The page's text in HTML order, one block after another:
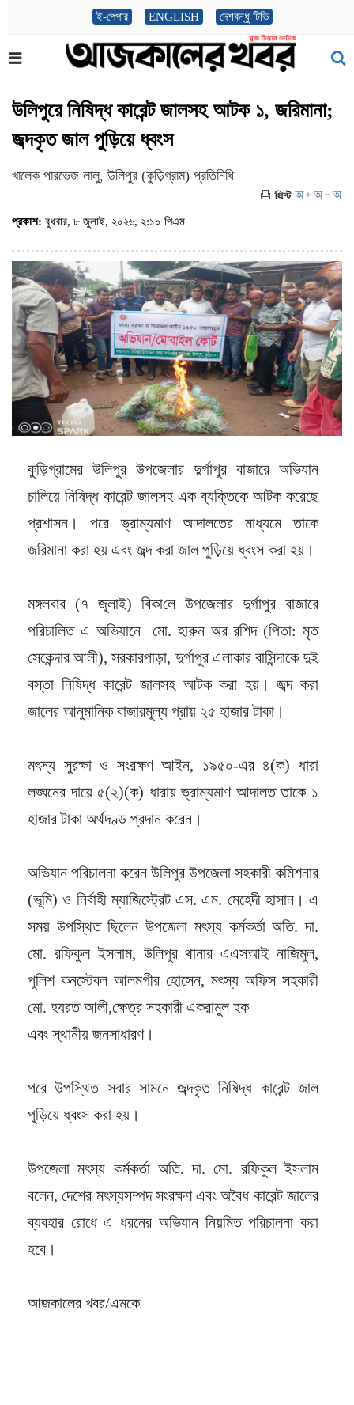
ই-পেপার ENGLISH দেশবন্ধু টিভি
উলিপুরে নিষিদ্ধ কারেন্ট জালসহ আটক ১, জরিমানা;
জব্দকৃত জাল পুড়িয়ে ধ্বংস
খালেক পারভেজ লালু, উলিপুর (কুড়িগ্রাম) প্রতিনিধি
প্রকাশ: বুধবার, ৮ জুলাই, ২০২৬, ২:১০ পিএম
কুড়িগ্রামের উলিপুর উপজেলার দুর্গাপুর বাজারে অভিযান
চালিয়ে নিষিদ্ধ কারেন্ট জালসহ এক ব্যক্তিকে আটক করেছে
প্রশাসন। পরে ভ্রাম্যমাণ আদালতের মাধ্যমে তাকে
জরিমানা করা হয় এবং জব্দ করা জাল পুড়িয়ে ধ্বংস করা হয়।
মঙ্গলবার (৭ জুলাই) বিকা‌লে উপজেলার দুর্গাপুর বাজারে
পরিচালিত এ অভিযানে মো. হারুন অর রশিদ (পিতা: মৃত
সেকেন্দার আলী), সরকারপাড়া, দুর্গাপুর এলাকার বাসিন্দাকে দুই
বস্তা নিষিদ্ধ কারেন্ট জালসহ আটক করা হয়। জব্দ করা
জালের আনুমানিক বাজারমূল্য প্রায় ২৫ হাজার টাকা।
মৎস্য সুরক্ষা ও সংরক্ষণ আইন, ১৯৫০-এর ৪(ক) ধারা
লঙ্ঘনের দায়ে ৫(২)(ক) ধারায় ভ্রাম্যমাণ আদালত তাকে ১
হাজার টাকা অর্থদণ্ড প্রদান করেন।
অভিযান পরিচালনা করেন উলিপুর উপজেলা সহকারী কমিশনার
(ভূমি) ও নির্বাহী ম্যাজিস্ট্রেট এস. এম. মেহেদী হাসান। এ
সময় উপস্থিত ছিলেন উপজেলা মৎস্য কর্মকর্তা অতি. দা.
মো. রফিকুল ইসলাম, উলিপুর থানার এএসআই নাজিমুল,
পুলিশ কনস্টেবল আলমগীর হোসেন, মৎস্য অফিস সহকারী
মো. হযরত আলী,ক্ষেত্র সহকারী একরামুল হক
এবং স্থানীয় জনসাধারণ।
পরে উপস্থিত সবার সামনে জব্দকৃত নিষিদ্ধ কারেন্ট জাল
পুড়িয়ে ধ্বংস করা হয়।
উপজেলা মৎস্য কর্মকর্তা অতি. দা. মো. রফিকুল ইসলাম
বলেন, দেশের মৎস্যসম্পদ সংরক্ষণ এবং অবৈধ কারেন্ট জালের
ব্যবহার রোধে এ ধরনের অভিযান নিয়মিত পরিচালনা করা
হবে।
আজকালের খবর/এমকে